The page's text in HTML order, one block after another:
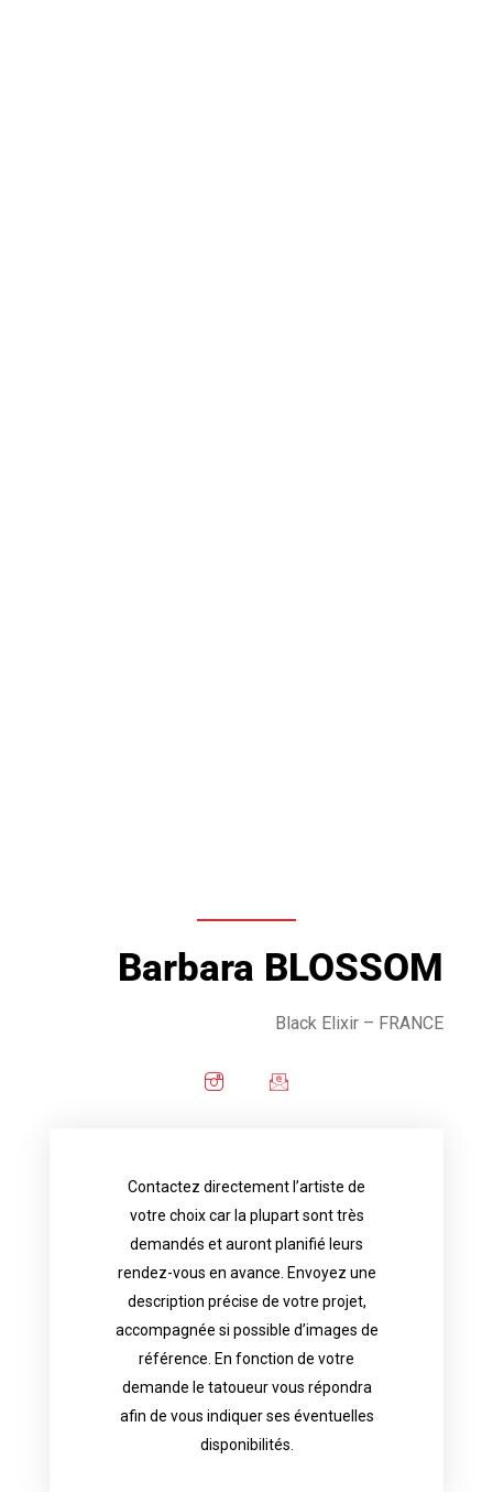
Barbara BLOSSOM
Black Elixir – FRANCE
Contactez directement l’artiste de
votre choix car la plupart sont très
demandés et auront planifié leurs
rendez-vous en avance. Envoyez une
description précise de votre projet,
accompagnée si possible d’images de
référence. En fonction de votre
demande le tatoueur vous répondra
afin de vous indiquer ses éventuelles
disponibilités.
Contact directly the artist of your
choice because most are in great
appointments in advance. Send an
accurate description of your project, if
possible attached with reference
images. Depending your request, the
tattoo artist will answer to tell you his